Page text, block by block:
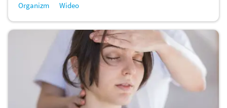
Organizm Wideo